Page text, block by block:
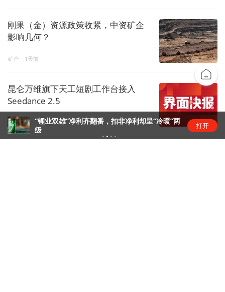
刚果（金）资源政策收紧，中资矿企
影响几何？
矿产 1天前
昆仑万维旗下天工短剧工作台接入
Seedance 2.5
商业快报 1天前
“锂业双雄”净利齐翻番，扣非净利却呈“冷暖”两
级
打开